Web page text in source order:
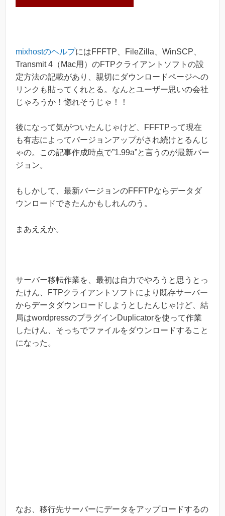
mixhostのヘルプにはFFFTP、FileZilla、WinSCP、
Transmit 4（Mac用）のFTPクライアントソフトの設
定方法の記載があり、親切にダウンロードページへの
リンクも貼ってくれとる。なんとユーザー思いの会社
じゃろうか！惚れそうじゃ！！
後になって気がついたんじゃけど、FFFTPって現在
も有志によってバージョンアップがされ続けとるんじ
ゃの。この記事作成時点で”1.99a”と言うのが最新バー
ジョン。
もしかして、最新バージョンのFFFTPならデータダ
ウンロードできたんかもしれんのう。
まあええか。
サーバー移転作業を、最初は自力でやろうと思うとっ
たけん、FTPクライアントソフトにより既存サーバー
からデータダウンロードしようとしたんじゃけど、結
局はwordpressのプラグインDuplicatorを使って作業
したけん、そっちでファイルをダウンロードすること
になった。
なお、移行先サーバーにデータをアップロードするの